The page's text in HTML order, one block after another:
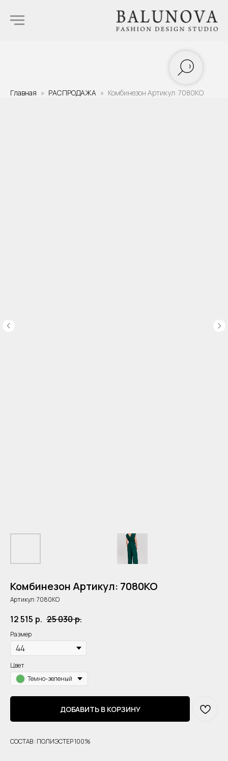
Главная РАСПРОДАЖА Комбинезон Артикул: 7080KO
Комбинезон Артикул: 7080KO
Артикул:7080KO
12 515 р. 25 030р.
Размер
Цвет
Темно-зеленый
ДОБАВИТЬ В КОРЗИНУ
СОСТАВ : ПОЛИЭСТЕР 100%